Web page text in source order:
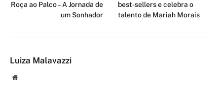
Roça ao Palco – A Jornada de
um Sonhador
best-sellers e celebra o
talento de Mariah Morais
Luiza Malavazzi
Website